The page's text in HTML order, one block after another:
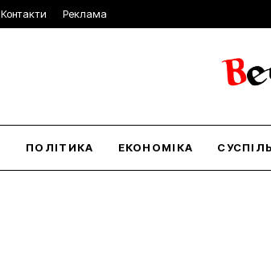
Контакти Реклама
ПОЛІТИКА ЕКОНОМІКА